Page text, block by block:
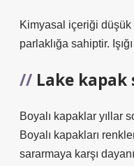
Kimyasal içeriği
parlaklığa sahiptir.
Lake kapak
Boyalı kapaklar yıllar
Boyalı kapakları
sararmaya karşı